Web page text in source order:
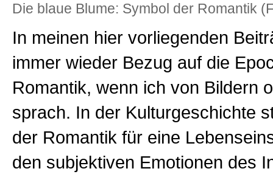
Die blaue Blume: Symbol der Romantik
In meinen hier vorliegenden
immer wieder Bezug auf die
Romantik, wenn ich von Bildern
sprach. In der Kulturgeschichte
der Romantik für eine
den subjektiven Emotionen des